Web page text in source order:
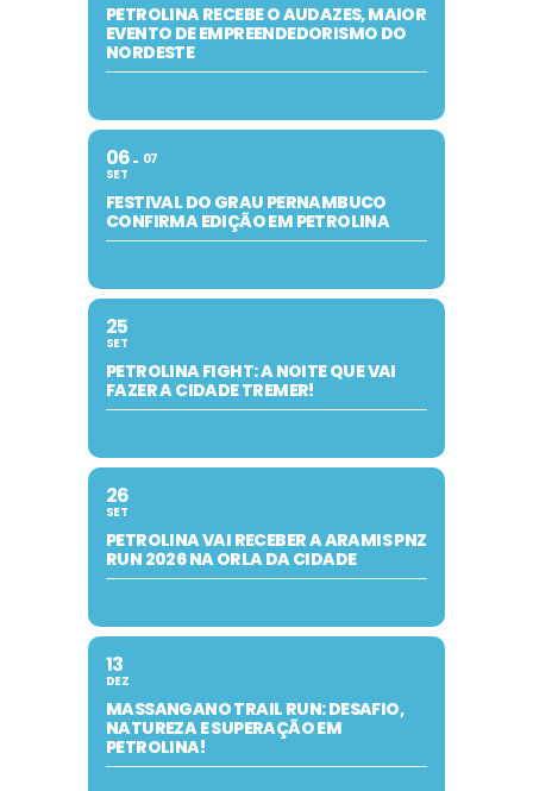
PETROLINA RECEBE O AUDAZES, MAIOR
EVENTO DE EMPREENDEDORISMO DO
NORDESTE
06
SET
07
FESTIVAL DO GRAU PERNAMBUCO
CONFIRMA EDIÇÃO EM PETROLINA
25
SET
PETROLINA FIGHT: A NOITE QUE VAI
FAZER A CIDADE TREMER!
26
SET
PETROLINA VAI RECEBER A ARAMIS PNZ
RUN 2026 NA ORLA DA CIDADE
13
DEZ
MASSANGANO TRAIL RUN: DESAFIO,
NATUREZA E SUPERAÇÃO EM
PETROLINA!